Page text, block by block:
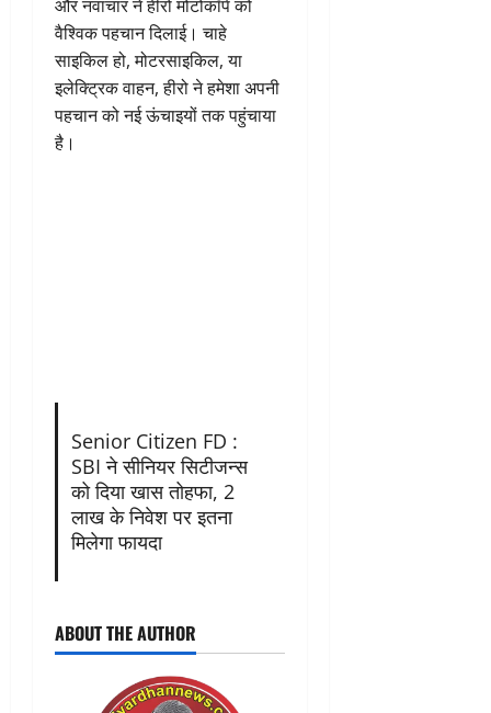
और नवाचार ने हीरो मोटोकॉर्प को
वैश्विक पहचान दिलाई। चाहे
साइकिल हो, मोटरसाइकिल, या
इलेक्ट्रिक वाहन, हीरो ने हमेशा अपनी
पहचान को नई ऊंचाइयों तक पहुंचाया
है।
Senior Citizen FD :
SBI ने सीनियर सिटीजन्स
को दिया खास तोहफा, 2
लाख के निवेश पर इतना
मिलेगा फायदा
ABOUT THE AUTHOR